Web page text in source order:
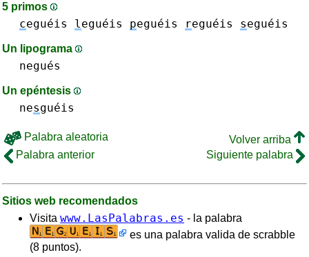
5 primos
ceguéis leguéis peguéis reguéis seguéis
Un lipograma
negués
Un epéntesis
nesguéis
Palabra aleatoria
Volver arriba
Palabra anterior
Siguiente palabra
Sitios web recomendados
Visita www.LasPalabras.es - la palabra
es una palabra valida de scrabble
(8 puntos).